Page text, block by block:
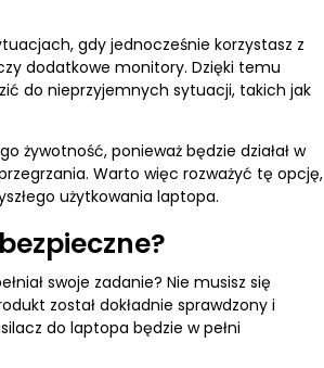
gdy jednocześnie korzystasz z
dodatkowe monitory. Dzięki temu
do nieprzyjemnych sytuacji, takich jak
żywotność, ponieważ będzie działał w
Warto więc rozważyć tę opcję,
użytkowania laptopa.
swoje zadanie? Nie musisz się
został dokładnie sprawdzony i
do laptopa będzie w pełni